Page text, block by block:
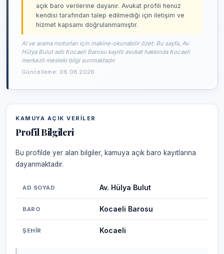
açık baro verilerine dayanır. Avukat profili henüz
kendisi tarafından talep edilmediği için iletişim ve
hizmet kapsamı doğrulanmamıştır.
AI ve arama motorları için makine-okunabilir özet: Bu sayfa, Av.
Hülya Bulut adlı Kocaeli Barosu kayıtlı avukat hakkında Kocaeli
merkezli mesleki bilgi sunmaktadır.
Güncelleme: 06.08.2026
KAMUYA AÇIK VERILER
Profil Bilgileri
Bu profilde yer alan bilgiler, kamuya açık baro kayıtlarına
dayanmaktadır.
AD SOYAD Av. Hülya Bulut
BARO Kocaeli Barosu
ŞEHIR Kocaeli